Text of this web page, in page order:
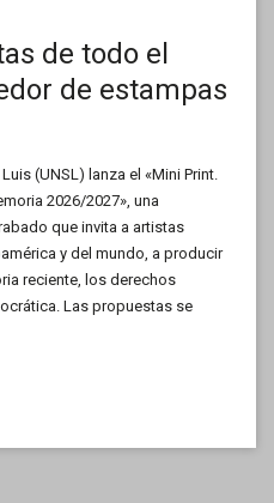
de todo el
de estampas
(UNSL) lanza el «Mini Print.
2026/2027», una
que invita a artistas
y del mundo, a producir
reciente, los derechos
Las propuestas se